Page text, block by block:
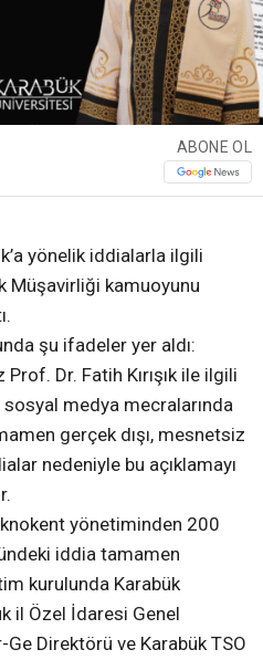
ABONE OL
yönelik iddialarla ilgili
Müşavirliği kamuoyunu
şu ifadeler yer aldı:
Dr. Fatih Kırışık ile ilgili
sosyal medya mecralarında
gerçek dışı, mesnetsiz
nedeniyle bu açıklamayı
yönetiminden 200
iddia tamamen
kurulunda Karabük
il Özel İdaresi Genel
Direktörü ve Karabük TSO